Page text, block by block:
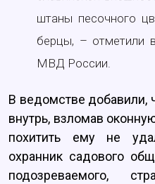
штаны песочного
берцы, – отметили
МВД России.
В ведомстве добавили,
внутрь, взломав
похитить ему не
охранник садового
подозреваемого,